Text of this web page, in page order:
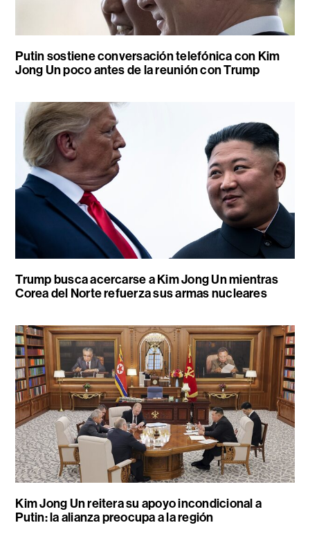
Putin sostiene conversación telefónica con Kim
Jong Un poco antes de la reunión con Trump
Trump busca acercarse a Kim Jong Un mientras
Corea del Norte refuerza sus armas nucleares
Kim Jong Un reitera su apoyo incondicional a
Putin: la alianza preocupa a la región